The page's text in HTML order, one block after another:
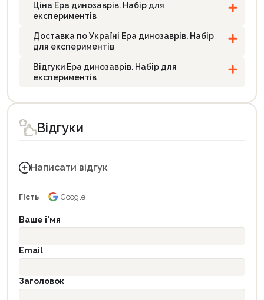
Ціна Ера динозаврів. Набір для
експериментів
Доставка по Україні Ера динозаврів. Набір
для експериментів
Відгуки Ера динозаврів. Набір для
експериментів
Відгуки
Написати відгук
Гість Google
Ваше і'мя
Email
Заголовок